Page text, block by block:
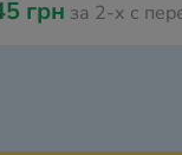
грн за 2-х с перелётом из